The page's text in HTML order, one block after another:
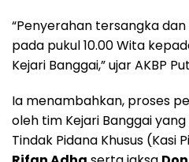
“Penyerahan tersangka
pada pukul 10.00 Wita
Kejari Banggai,” ujar AKBP
Ia menambahkan, proses
oleh tim Kejari Banggai
Tindak Pidana Khusus (Kasi